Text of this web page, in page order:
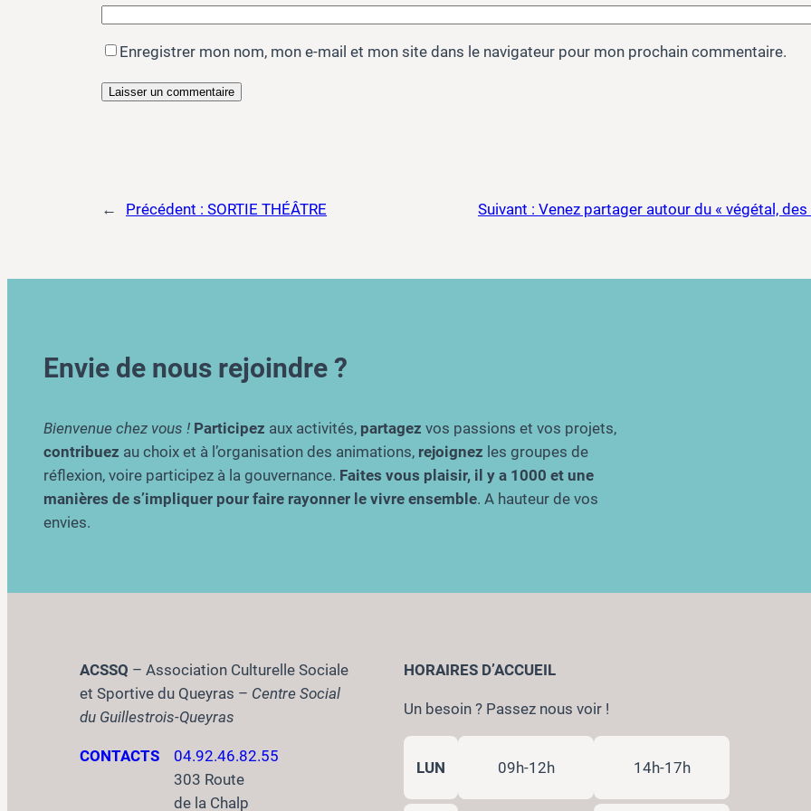
Enregistrer mon nom, mon e-mail et mon site dans le navigateur pour mon prochain commentaire.
← Précédent : SORTIE THÉÂTRE Suivant : Venez partager autour du « végétal,
Envie de nous rejoindre ?
Bienvenue chez vous ! Participez aux activités, partagez vos passions et vos projets,
contribuez au choix et à l’organisation des animations, rejoignez les groupes de
réflexion, voire participez à la gouvernance. Faites vous plaisir, il y a 1000 et une
manières de s’impliquer pour faire rayonner le vivre ensemble. A hauteur de vos
envies.
ACSSQ – Association Culturelle Sociale
et Sportive du Queyras – Centre Social
du Guillestrois-Queyras
CONTACTS
04.92.46.82.55
303 Route
de la Chalp
HORAIRES D’ACCUEIL
Un besoin ? Passez nous voir !
LUN 09h-12h 14h-17h